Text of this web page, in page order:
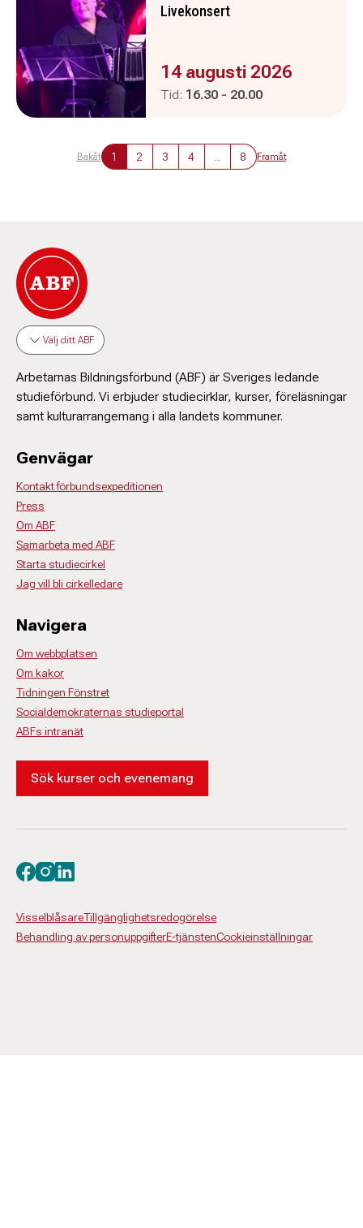
Livekonsert
Evenemanget är :
14 augusti 2026
Tid: Pågår mellan
16.30 - och
20.00
Bakåt 1 2 3 4 8 Framåt
Välj ditt ABF
Arbetarnas Bildningsförbund (ABF) är Sveriges ledande
studieförbund. Vi erbjuder studiecirklar, kurser, föreläsningar
samt kulturarrangemang i alla landets kommuner.
Genvägar
Kontakt förbundsexpeditionen
Press
Om ABF
Samarbeta med ABF
Starta studiecirkel
Jag vill bli cirkelledare
Navigera
Om webbplatsen
Om kakor
Tidningen Fönstret
Socialdemokraternas studieportal
ABFs intranät
Sök kurser och evenemang
VisselblåsareTillgänglighetsredogörelse
Behandling av personuppgifterE-tjänstenCookieinställningar
Besök oss på facebook
Besök oss på instagram
Besök oss på linkedin